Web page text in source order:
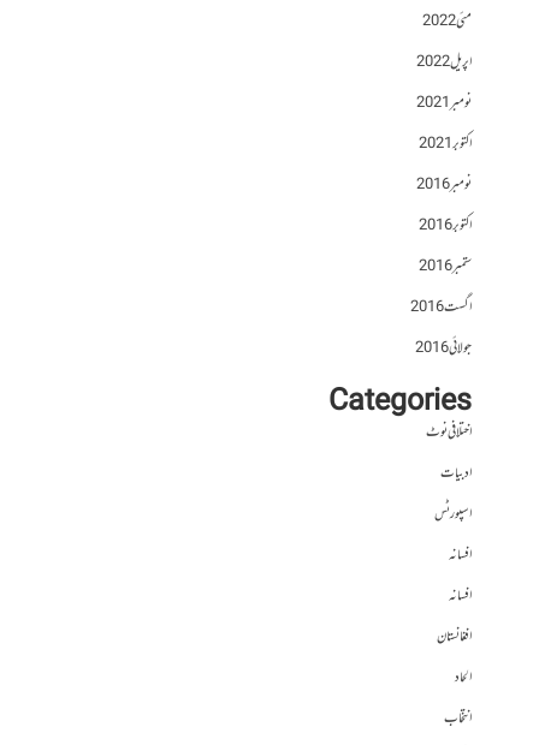
مئی 2022
اپریل 2022
نومبر 2021
اکتوبر 2021
نومبر 2016
اکتوبر 2016
ستمبر 2016
اگست 2016
جولائی 2016
Categories
اختلافی نوٹ
ادبیات
اسپورٹس
افسانہ
افسانہ
افغانستان
الحاد
انتخاب